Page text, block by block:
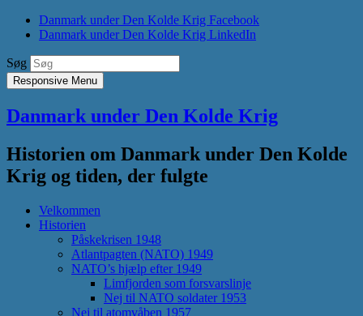
Danmark under Den Kolde Krig Facebook
Danmark under Den Kolde Krig LinkedIn
Søg
Responsive Menu
Danmark under Den Kolde Krig
Historien om Danmark under Den Kolde
Krig og tiden, der fulgte
Velkommen
Historien
Påskekrisen 1948
Atlantpagten (NATO) 1949
NATO’s hjælp efter 1949
Limfjorden som forsvarslinje
Nej til NATO soldater 1953
Nej til atomvåben 1957